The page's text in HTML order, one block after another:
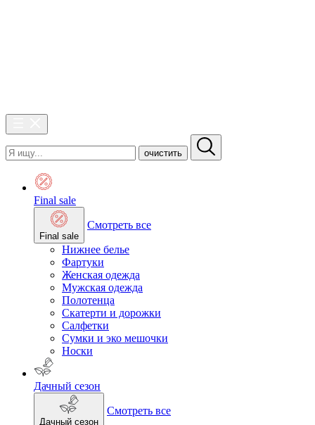
очистить
Final sale
Final sale
Смотреть все
Нижнее белье
Фартуки
Женская одежда
Мужская одежда
Полотенца
Скатерти и дорожки
Салфетки
Сумки и эко мешочки
Носки
Дачный сезон
Дачный сезон
Смотреть все